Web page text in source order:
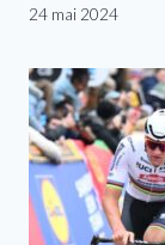
24 mai 2024